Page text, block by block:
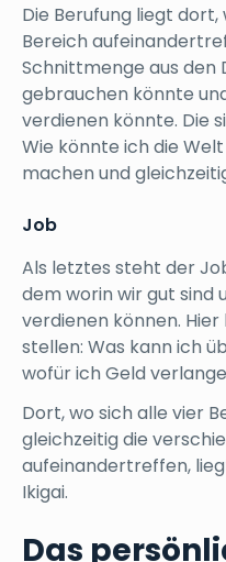
Die Berufung liegt
Bereich
Schnittmenge aus den
gebrauchen könnte
verdienen könnte. Die
Wie könnte ich die
machen und
Job
Als letztes steht der
dem worin wir gut sind
verdienen können.
stellen: Was kann ich
wofür ich Geld
Dort, wo sich alle vier
gleichzeitig die
aufeinandertreffen,
Ikigai.
Das